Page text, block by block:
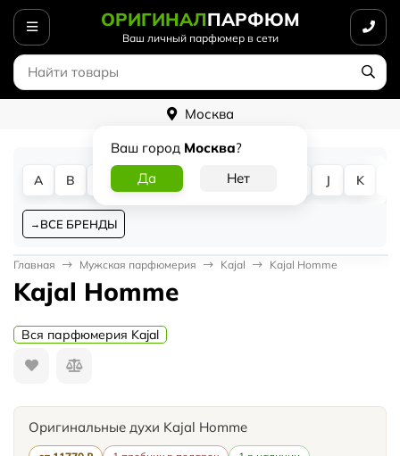
ОРИГИНАЛПАРФЮМ
Ваш личный парфюмер в сети
Москва
Ваш город Москва?
A B D G J K
ВСЕ БРЕНДЫ
Главная Мужская парфюмерия Kajal Kajal Homme
Kajal Homme
Вся парфюмерия Kajal
Оригинальные духи Kajal Homme